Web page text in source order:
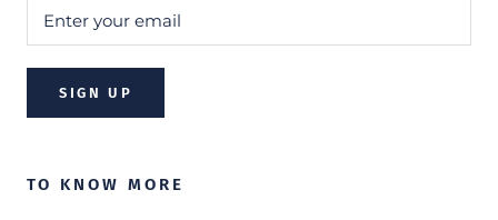
SIGN UP
TO KNOW MORE